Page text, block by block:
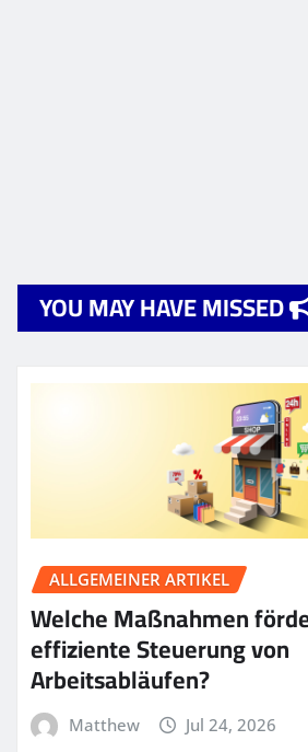
YOU MAY HAVE MISSED
ALLGEMEINER ARTIKEL
Welche Maßnahmen
effiziente Steuerung von
Arbeitsabläufen?
Matthew Jul 24, 2026